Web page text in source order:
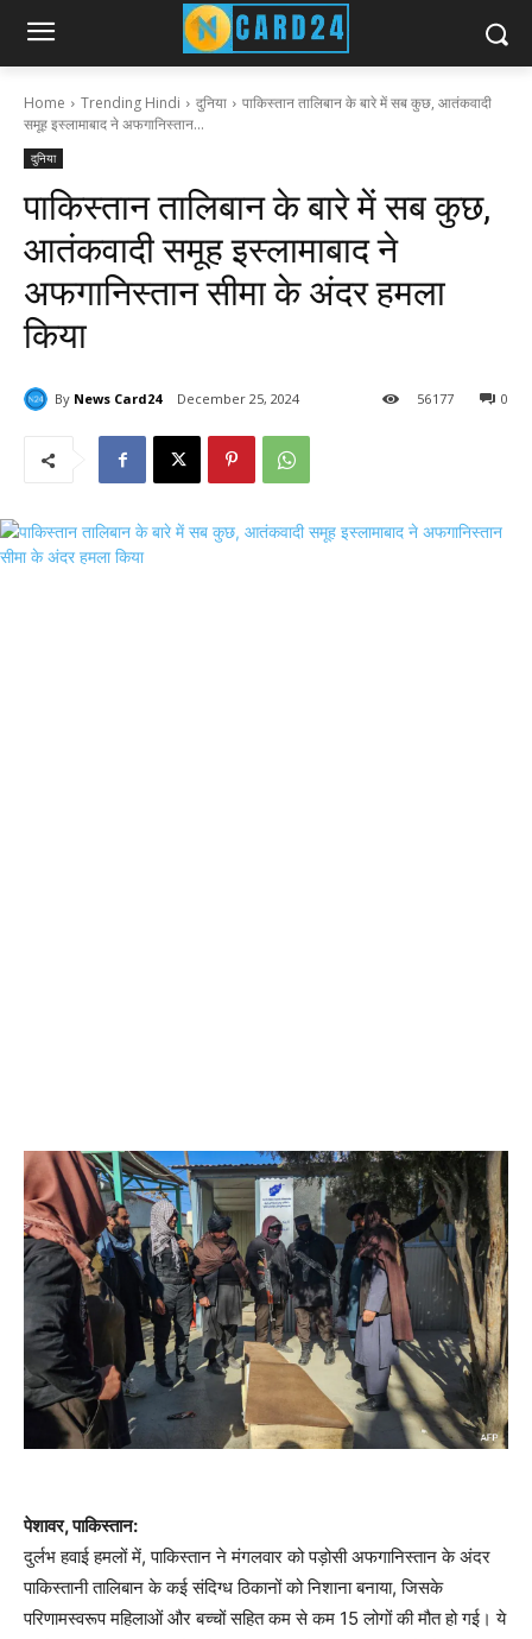
Home Trending Hindi दुनिया
पाकिस्तान तालिबान के बारे में सब कुछ, आतंकवादी
समूह इस्लामाबाद ने अफगानिस्तान...
दुनिया
पाकिस्तान तालिबान के बारे में सब कुछ,
आतंकवादी समूह इस्लामाबाद ने
अफगानिस्तान सीमा के अंदर हमला
किया
By News Card24 December 25, 2024 0
56177
पेशावर, पाकिस्तान:
दुर्लभ हवाई हमलों में, पाकिस्तान ने मंगलवार को पड़ोसी अफगानिस्तान के अंदर
पाकिस्तानी तालिबान के कई संदिग्ध ठिकानों को निशाना बनाया, जिसके
परिणामस्वरूप महिलाओं और बच्चों सहित कम से कम 15 लोगों की मौत हो गई। ये